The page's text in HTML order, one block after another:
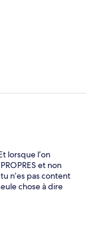
lorsque l’on
et non
n’es pas content
chose à dire